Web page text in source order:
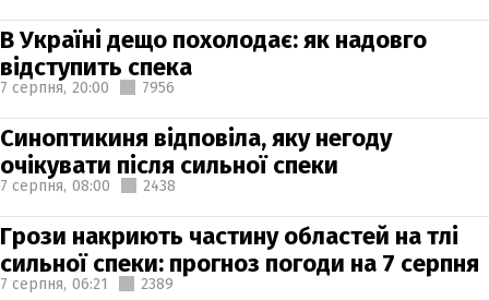
В Україні дещо похолодає: як надовго
відступить спека
7 серпня, 20:00 7956
Синоптикиня відповіла, яку негоду
очікувати після сильної спеки
7 серпня, 08:00 2438
Грози накриють частину областей на тлі
сильної спеки: прогноз погоди на 7 серпня
7 серпня, 06:21 2389